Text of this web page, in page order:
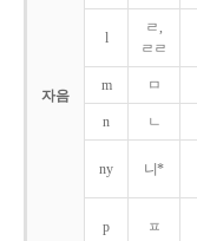
자음
l
ㄹ,
ㄹㄹ
m ㅁ
n ㄴ
ny 니*
p ㅍ